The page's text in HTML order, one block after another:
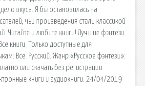
вкуса. Я бы остановилась на
чьи произведения стали классикой
Читайте и любите книги! Лучшие фэнтези
книги. Только доступные для
Все. Русский. Жанр «Русское фэнтези»:
или скачать без регистрации
книги и аудиокниги. 24/04/2019